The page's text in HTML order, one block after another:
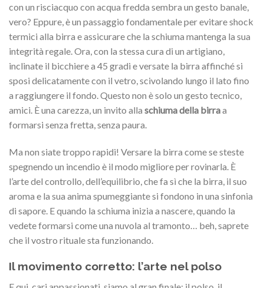
con un risciacquo con acqua fredda sembra un gesto banale,
vero? Eppure, è un passaggio fondamentale per evitare shock
termici alla birra e assicurare che la schiuma mantenga la sua
integrità regale. Ora, con la stessa cura di un artigiano,
inclinate il bicchiere a 45 gradi e versate la birra affinché si
sposi delicatamente con il vetro, scivolando lungo il lato fino
a raggiungere il fondo. Questo non è solo un gesto tecnico,
amici. È una carezza, un invito alla schiuma della birraa
formarsi senza fretta, senza paura.
Ma non siate troppo rapidi! Versare la birra come se steste
spegnendo un incendio è il modo migliore per rovinarla. È
l’arte del controllo, dell’equilibrio, che fa sì che la birra, il suo
aroma e la sua anima spumeggiante si fondono in una sinfonia
di sapore. E quando la schiuma inizia a nascere, quando la
vedete formarsi come una nuvola al tramonto… beh, saprete
che il vostro rituale sta funzionando.
Il movimento corretto: l’arte nel polso